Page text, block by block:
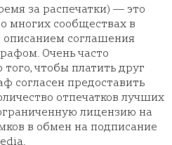
за распечатки) — это
многих сообществах в
соглашения
Очень часто
того, чтобы платить друг
согласен предоставить
отпечатков лучших
лицензию на
в обмен на подписание